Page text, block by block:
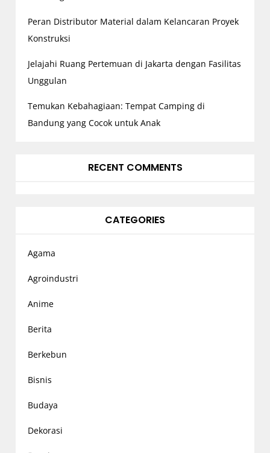
Peran Distributor Material dalam Kelancaran Proyek
Konstruksi
Jelajahi Ruang Pertemuan di Jakarta dengan Fasilitas
Unggulan
Temukan Kebahagiaan: Tempat Camping di
Bandung yang Cocok untuk Anak
RECENT COMMENTS
CATEGORIES
Agama
Agroindustri
Anime
Berita
Berkebun
Bisnis
Budaya
Dekorasi